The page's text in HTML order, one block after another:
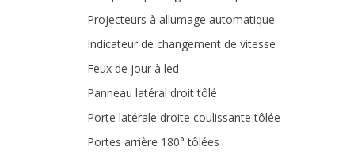
Projecteurs à allumage automatique
Indicateur de changement de vitesse
Feux de jour à led
Panneau latéral droit tôlé
Porte latérale droite coulissante tôlée
Portes arrière 180° tôlées